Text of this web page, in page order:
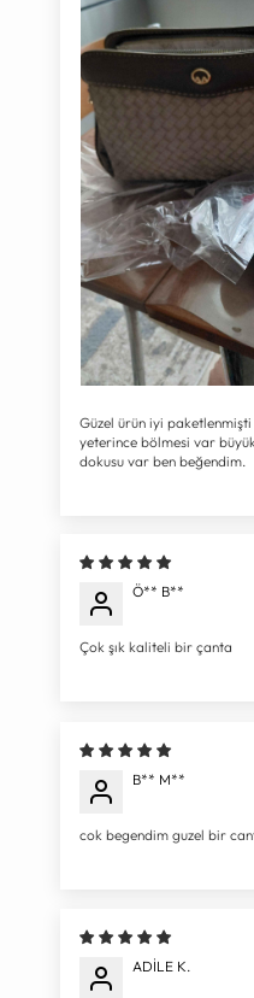
Güzel ürün iyi
yeterince bölmesi var
dokusu var ben beğendim.
Ö** B**
Çok şık kaliteli bir çanta
B** M**
cok begendim guzel bir
ADİLE K.